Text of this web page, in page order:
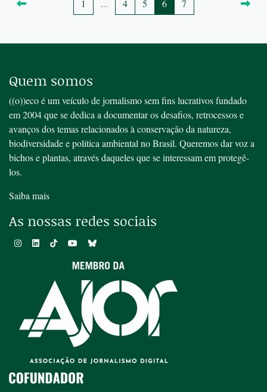
1 ... 4 5 6 7
Quem somos
((o))eco é um veículo de jornalismo sem fins lucrativos fundado
em 2004 que se dedica a documentar os desafios, retrocessos e
avanços dos temas relacionados à conservação da natureza,
biodiversidade e política ambiental no Brasil. Queremos dar voz a
bichos e plantas, através daqueles que se interessam em protegê-
los.
Saiba mais
As nossas redes sociais